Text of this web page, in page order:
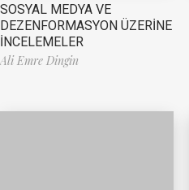
SOSYAL MEDYA VE
DEZENFORMASYON ÜZERİNE
İNCELEMELER
Ali Emre Dingin